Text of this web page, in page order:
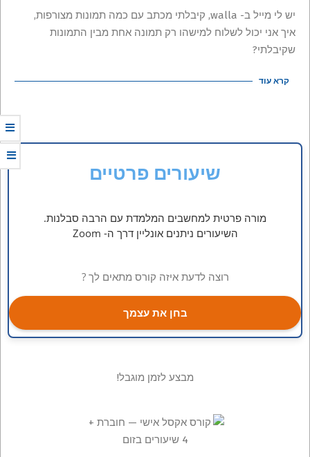
11-
08
יש לי מייל ב- walla, קיבלתי מכתב עם כמה תמונות מצורפות,
איך אני יכול לשלוח למישהו רק תמונה אחת מבין התמונות
שקיבלתי?
קרא עוד
שיעורים פרטיים
מורה פרטית למחשבים המלמדת עם הרבה סבלנות.
השיעורים ניתנים אונליין דרך ה- Zoom
רוצה לדעת איזה קורס מתאים לך ?
בחן את עצמך
מבצע לזמן מוגבל!